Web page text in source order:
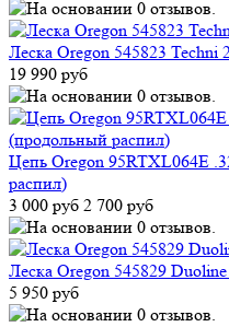
Леска Oregon 545823 Techni
19 990 руб
Цепь Oregon 95RTXL064E
распил)
3 000 руб 2 700 руб
Леска Oregon 545829
5 950 руб